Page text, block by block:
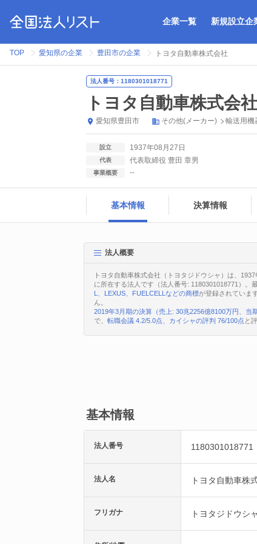
企業一覧 新規設立企
TOP 愛知県の企業 豊田市の企業 トヨタ自動車株式会社
法人番号：1180301018771
トヨタ自動車株式会社
愛知県豊田市 その他(メーカー) 輸送用機
設立 1937年08月27日
代表 代表取締役 豊田 章男
事業概要 --
基本情報 決算情報
法人概要
トヨタ自動車株式会社（トヨタジドウシャ）は、
に所在する法人です（法人番号: 1180301018771）。
L、LEXUS、FUELCELLなどの商標が登録されています
ん。
2019年3月期の決算（売上: 30兆2256億8100万円、当
で、 転職会議 4.2/5.0点、カイシャの評判 76/100点 と
基本情報
法人番号 1180301018771
法人名 トヨタ自動車株
フリガナ トヨタジドウシャ